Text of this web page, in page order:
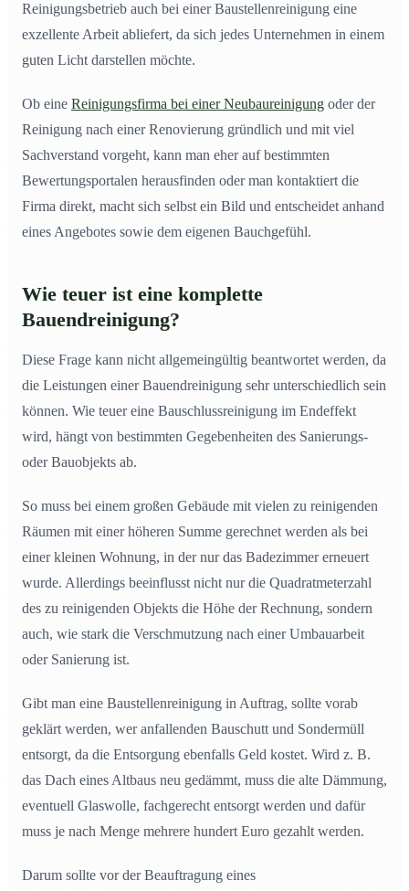
Reinigungsbetrieb auch bei einer Baustellenreinigung eine
exzellente Arbeit abliefert, da sich jedes Unternehmen in einem
guten Licht darstellen möchte.
Ob eine Reinigungsfirma bei einer Neubaureinigung oder der
Reinigung nach einer Renovierung gründlich und mit viel
Sachverstand vorgeht, kann man eher auf bestimmten
Bewertungsportalen herausfinden oder man kontaktiert die
Firma direkt, macht sich selbst ein Bild und entscheidet anhand
eines Angebotes sowie dem eigenen Bauchgefühl.
Wie teuer ist eine komplette
Bauendreinigung?
Diese Frage kann nicht allgemeingültig beantwortet werden, da
die Leistungen einer Bauendreinigung sehr unterschiedlich sein
können. Wie teuer eine Bauschlussreinigung im Endeffekt
wird, hängt von bestimmten Gegebenheiten des Sanierungs-
oder Bauobjekts ab.
So muss bei einem großen Gebäude mit vielen zu reinigenden
Räumen mit einer höheren Summe gerechnet werden als bei
einer kleinen Wohnung, in der nur das Badezimmer erneuert
wurde. Allerdings beeinflusst nicht nur die Quadratmeterzahl
des zu reinigenden Objekts die Höhe der Rechnung, sondern
auch, wie stark die Verschmutzung nach einer Umbauarbeit
oder Sanierung ist.
Gibt man eine Baustellenreinigung in Auftrag, sollte vorab
geklärt werden, wer anfallenden Bauschutt und Sondermüll
entsorgt, da die Entsorgung ebenfalls Geld kostet. Wird z. B.
das Dach eines Altbaus neu gedämmt, muss die alte Dämmung,
eventuell Glaswolle, fachgerecht entsorgt werden und dafür
muss je nach Menge mehrere hundert Euro gezahlt werden.
Darum sollte vor der Beauftragung eines